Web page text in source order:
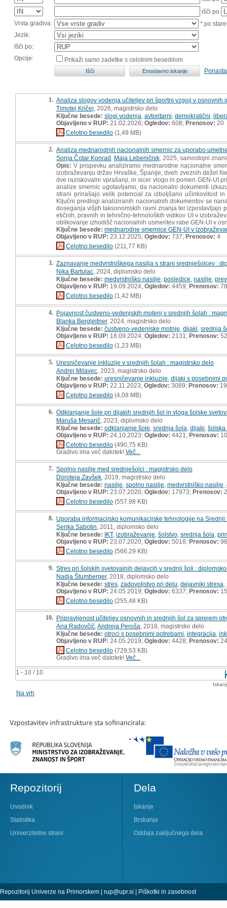
išči po
Vrsta gradiva:
* po
Jezik:
Išči po:
Opcije:
Prikaži samo zadetke s celotnim besedilom
1 - 10 / 10
1. Analiza slogov vodenja učiteljev pri športni vzgoji v osnovnih
Timotej Kričej , 2026, magistrsko delo
Ključne besede: slogi vodenja avtoritarni demokratični
Objavljeno v RUP: 21.02.2026; Ogledov: 608; Prenosov: 20
Celotno besedilo (1,49 MB)
2. Analiza mednarodnih nacionalnih smernic za uporabo
Sonja Čotar Konrad Maja Lebeničnik , 2025, samostojni
Opis: V prispevku analiziramo mednarodne nacionalne
izobraževanju držav Hrvaške, Španije, dveh zveznih dežel
dve raziskovalni vprašanji, in sicer vlogo in pomen GEN-UI
analize smernic ugotavljamo, da nacionalni dokumenti
strani prinašajo velik potencial za izboljšano učinkovitost
Ključni predlogi analiziranih nacionalnih dokumentov se
doseganja višjih taksonomskih ravni znanja ter izpostavljajo
etičnih, pravnih in tehnično-tehnoloških vidikov UI v
oblikovanje izhodišč nacionalnih usmeritev rabe GEN-UI v
Ključne besede: mednarodne smernice GEN-UI v
Objavljeno v RUP: 23.12.2025; Ogledov: 737; Prenosov: 4
Celotno besedilo (211,77 KB)
3. Zaznavanje medvrstniškega nasilja s strani srednješolcev :
Nika Bartulac , 2024, diplomsko delo
Ključne besede: medvrstniško nasilje posledice nasilje
Objavljeno v RUP: 19.09.2024; Ogledov: 4459; Prenosov: 78
Celotno besedilo (1,42 MB)
4. Pojavnost čustveno-vedenjskih motenj v srednjih šolah :
Blanka Bergleitner, 2024, magistrsko delo
Ključne besede: čustveno-vedenjske motnje dijaki srednja
Objavljeno v RUP: 18.09.2024; Ogledov: 2131; Prenosov: 52
Celotno besedilo (1,23 MB)
5. Uresničevanje inkluzije v srednjih šolah : magistrsko delo
Andrej Milavec , 2023, magistrsko delo
Ključne besede: uresničevanje inkluzije dijaki s posebnimi
Objavljeno v RUP: 22.11.2023; Ogledov: 3089; Prenosov:
Celotno besedilo (4,08 MB)
6. Odklanjanje šole pri dijakih srednjih šol in vloga šolske
Maruša Mesarič , 2023, diplomsko delo
Ključne besede: odklanjanje šole srednja šola dijaki šolska
Objavljeno v RUP: 24.10.2023; Ogledov: 4421; Prenosov:
Celotno besedilo (490,75 KB)
Gradivo ima več datotek! Več...
7. Spolno nasilje med srednješolci : magistrsko delo
Doroteja Zavšek , 2019, magistrsko delo
Ključne besede: nasilje spolno nasilje medvrstniško nasilje
Objavljeno v RUP: 23.07.2020; Ogledov: 17973; Prenosov:
Celotno besedilo (557,98 KB)
8. Uporaba informacijsko komunikacijske tehnologije na
Senka Sabotin , 2011, diplomsko delo
Ključne besede: IKT, izobraževanje šolstvo srednja šola
Objavljeno v RUP: 23.07.2020; Ogledov: 5018; Prenosov: 96
Celotno besedilo (566,29 KB)
9. Stres pri šolskih svetovalnih delavcih v srednji šoli :
Nadja Štumberger, 2018, diplomsko delo
Ključne besede: stres zadovoljstvo pri delu dejavniki stresa
Objavljeno v RUP: 24.05.2019; Ogledov: 6337; Prenosov:
Celotno besedilo (255,48 KB)
10. Pripravljenost učiteljev osnovnih in srednjih šol za sprejem
Ana Radovčič Andreja Peroša , 2018, magistrsko delo
Ključne besede: otroci s posebnimi potrebami integracija
Objavljeno v RUP: 24.05.2019; Ogledov: 4428; Prenosov:
Celotno besedilo (729,53 KB)
Gradivo ima več datotek! Več...
Na vrh
Repozitorij
Uvodnik
Statistika
Univerzitetne strani
Dela
Iskanje
Brskanje
Oddaja zaključnega dela
Repozitorij Univerze na Primorskem | rup@upr.si | Piškotki in zasebnost